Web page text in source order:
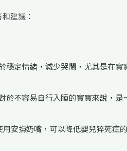
建議：
穩定情緒，減少哭鬧，尤其是在寶
於不容易自行入睡的寶寶來說，是
用安撫奶嘴，可以降低嬰兒猝死症